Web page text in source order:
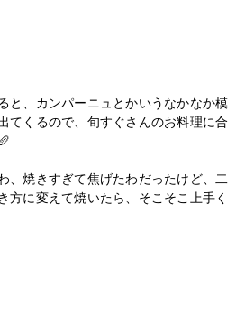
と、カンパーニュとかいうなかなか模
てくるので、旬すぐさんのお料理に合
、焼きすぎて焦げたわだったけど、二
方に変えて焼いたら、そこそこ上手く